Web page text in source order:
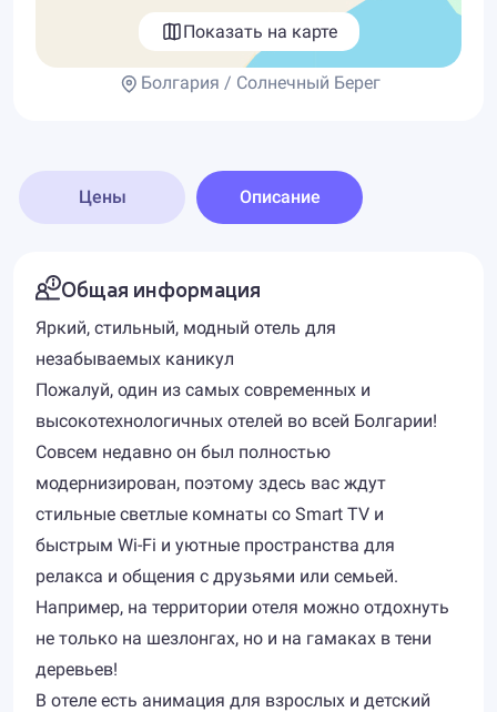
Показать на карте
Болгария / Солнечный Берег
Цены Описание
Общая информация
Яркий, стильный, модный отель для
незабываемых каникул
Пожалуй, один из самых современных и
высокотехнологичных отелей во всей Болгарии!
Совсем недавно он был полностью
модернизирован, поэтому здесь вас ждут
стильные светлые комнаты со Smart TV и
быстрым Wi-Fi и уютные пространства для
релакса и общения с друзьями или семьей.
Например, на территории отеля можно отдохнуть
не только на шезлонгах, но и на гамаках в тени
деревьев!
В отеле есть анимация для взрослых и детский